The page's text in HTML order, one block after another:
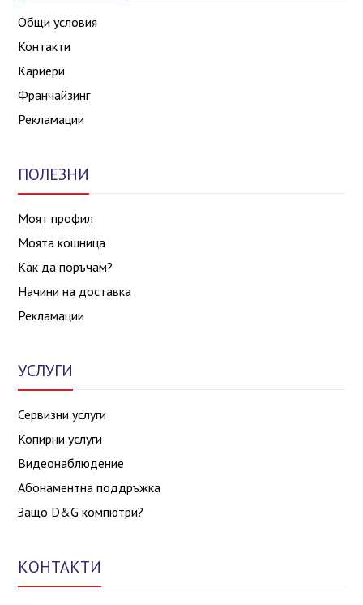
Общи условия
Контакти
Кариери
Франчайзинг
Рекламации
ПОЛЕЗНИ
Моят профил
Моята кошница
Как да поръчам?
Начини на доставка
Рекламации
УСЛУГИ
Сервизни услуги
Копирни услуги
Видеонаблюдение
Абонаментна поддръжка
Защо D&G компютри?
КОНТАКТИ